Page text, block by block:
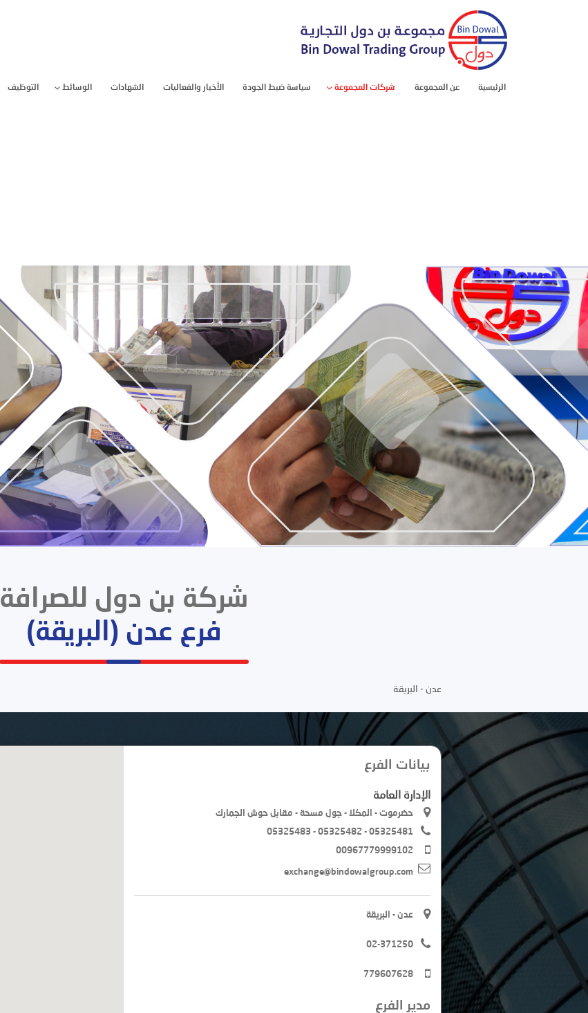
الرئيسية(current) عن المجموعة شركات المجموعة سياسة ضبط الجودة الأخبار والفعاليات الشهادات الوسائط التوظيف
شركة بن دول للصرافة
فرع عدن (البريقة)
عدن - البريقة
بيانات الفرع
الإدارة العامة
حضرموت - المكلا - جول مسحة - مقابل حوش الجمارك
05325483 - 05325482 - 05325481
00967779999102
exchange@bindowalgroup.com
عدن - البريقة
02-371250
779607628
مدير الفرع